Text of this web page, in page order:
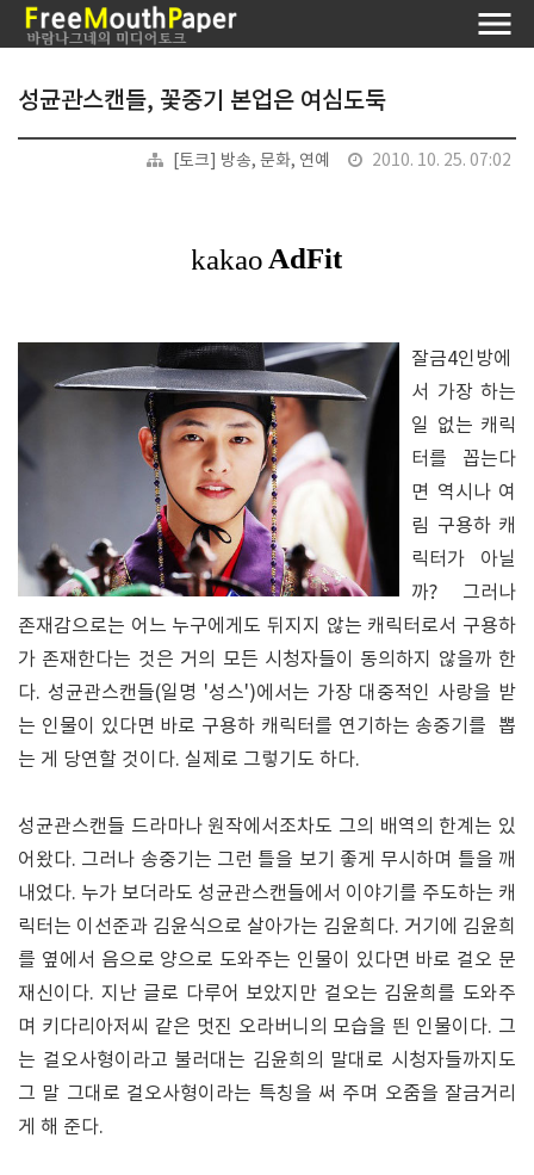
성균관스캔들, 꽃중기 본업은 여심도둑
[토크] 방송, 문화, 연예 2010. 10. 25. 07:02
잘금4인방에
서 가장 하는
일 없는 캐릭
터를 꼽는다
면 역시나 여
림 구용하 캐
릭터가 아닐
까? 그러나
존재감으로는 어느 누구에게도 뒤지지 않는 캐릭터로서 구용하
가 존재한다는 것은 거의 모든 시청자들이 동의하지 않을까 한
다. 성균관스캔들(일명 '성스')에서는 가장 대중적인 사랑을 받
는 인물이 있다면 바로 구용하 캐릭터를 연기하는 송중기를 뽑
는 게 당연할 것이다. 실제로 그렇기도 하다.
성균관스캔들 드라마나 원작에서조차도 그의 배역의 한계는 있
어왔다. 그러나 송중기는 그런 틀을 보기 좋게 무시하며 틀을 깨
내었다. 누가 보더라도 성균관스캔들에서 이야기를 주도하는 캐
릭터는 이선준과 김윤식으로 살아가는 김윤희다. 거기에 김윤희
를 옆에서 음으로 양으로 도와주는 인물이 있다면 바로 걸오 문
재신이다. 지난 글로 다루어 보았지만 걸오는 김윤희를 도와주
며 키다리아저씨 같은 멋진 오라버니의 모습을 띈 인물이다. 그
는 걸오사형이라고 불러대는 김윤희의 말대로 시청자들까지도
그 말 그대로 걸오사형이라는 특칭을 써 주며 오줌을 잘금거리
게 해 준다.